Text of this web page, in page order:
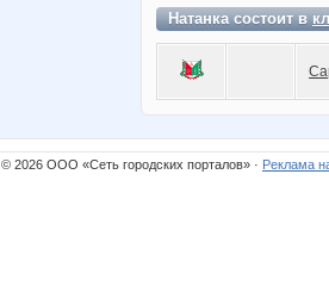
Натанка состоит в
© 2026 ООО «Сеть городских порталов» · Реклама